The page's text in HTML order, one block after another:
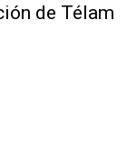
de Télam